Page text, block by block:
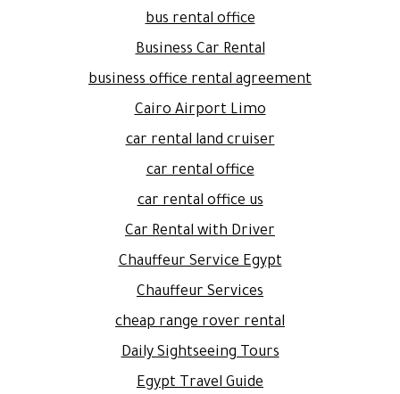
bus rental office
Business Car Rental
business office rental agreement
Cairo Airport Limo
car rental land cruiser
car rental office
car rental office us
Car Rental with Driver
Chauffeur Service Egypt
Chauffeur Services
cheap range rover rental
Daily Sightseeing Tours
Egypt Travel Guide